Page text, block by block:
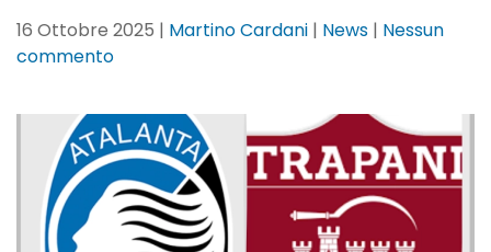
16 Ottobre 2025 | Martino Cardani | News | Nessun
commentosu
Under
23-
Trapani:
probabili
formazioni